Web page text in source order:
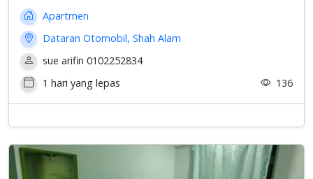
Apartmen
Dataran Otomobil, Shah Alam
sue arifin 0102252834
1 hari yang lepas
136